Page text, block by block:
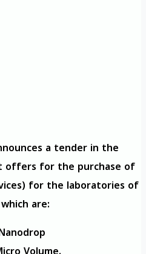
a tender in the
offers for the purchase of
for the laboratories of
are: